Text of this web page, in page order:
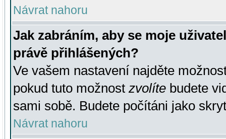
Návrat nahoru
Jak zabráním, aby se moje
právě přihlášených?
Ve vašem nastavení najděte
pokud tuto možnost zvolíte budete
sami sobě. Budete počítáni jako
Návrat nahoru